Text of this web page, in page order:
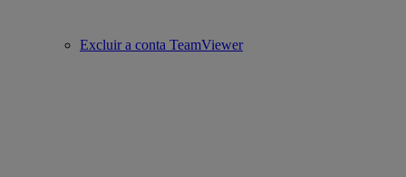
Excluir a conta TeamViewer